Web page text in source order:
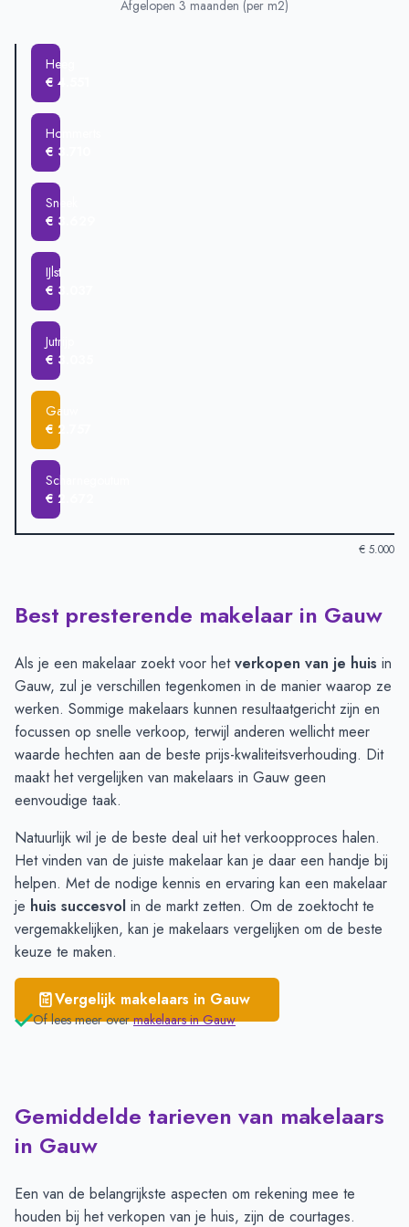
Gauw
Hommerts
IJlst
Scharnegoutum
Afgelopen 3 maanden (per m2)
Heeg
€ 4.551
Hommerts
€ 3.710
Sneek
€ 3.629
IJlst
€ 3.037
Jutrijp
€ 3.035
Gauw
€ 2.757
Scharnegoutum
€ 2.672
€ 5.000
Verkoopprijzen in andere plaatsen per m2-Afgelopen 3
Heeg
€ 4.551
Hommerts
€ 3.710
Sneek
€ 3.629
IJlst
€ 3.037
Jutrijp
€ 3.035
Gauw
€ 2.757
Scharnegoutum
Best presterende makelaar in Gauw
Als je een makelaar zoekt voor hetverkopen van je huis in
Gauw, zul je verschillen tegenkomen in de manier waarop ze
werken. Sommige makelaars kunnen resultaatgericht zijn en
focussen op snelle verkoop, terwijl anderen wellicht meer
waarde hechten aan de beste prijs-kwaliteitsverhouding. Dit
maakt het vergelijken van makelaars in Gauw geen
eenvoudige taak.
Natuurlijk wil je de beste deal uit het verkoopproces halen.
Het vinden van de juiste makelaar kan je daar een handje bij
helpen. Met de nodige kennis en ervaring kan een makelaar
je huis succesvol in de markt zetten. Om de zoektocht te
vergemakkelijken, kan je makelaars vergelijken om de beste
keuze te maken.
Vergelijk makelaars in Gauw
Of lees meer over makelaars inGauw
Gemiddelde tarieven van makelaars
in Gauw
Een van de belangrijkste aspecten om rekening mee te
houden bij het verkopen van je huis, zijn de courtages.